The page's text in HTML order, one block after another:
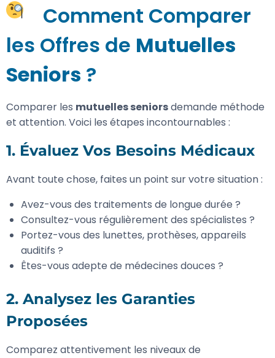
Comment Comparer
les Offres de Mutuelles
Seniors ?
Comparer les mutuelles seniorsdemande méthode
et attention. Voici les étapes incontournables :
1. Évaluez Vos Besoins Médicaux
Avant toute chose, faites un point sur votre situation :
Avez-vous des traitements de longue durée ?
Consultez-vous régulièrement des spécialistes ?
Portez-vous des lunettes, prothèses, appareils
auditifs ?
Êtes-vous adepte de médecines douces ?
2. Analysez les Garanties
Proposées
Comparez attentivement les niveaux de